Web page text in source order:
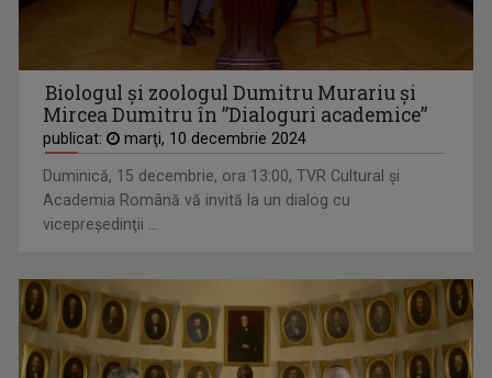
Biologul și zoologul Dumitru Murariu şi
Mircea Dumitru în ”Dialoguri academice”
publicat: marţi, 10 decembrie 2024
Duminică, 15 decembrie, ora 13:00, TVR Cultural şi
Academia Română vă invită la un dialog cu
vicepreşedinţii ...